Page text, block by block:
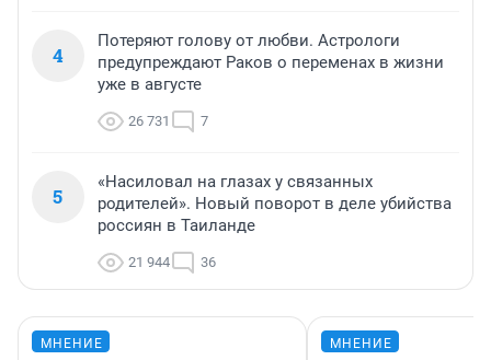
4
Потеряют голову от любви. Астрологи
предупреждают Раков о переменах в жизни
уже в августе
26 731 7
5
«Насиловал на глазах у связанных
родителей». Новый поворот в деле убийства
россиян в Таиланде
21 944 36
МНЕНИЕ МНЕНИЕ